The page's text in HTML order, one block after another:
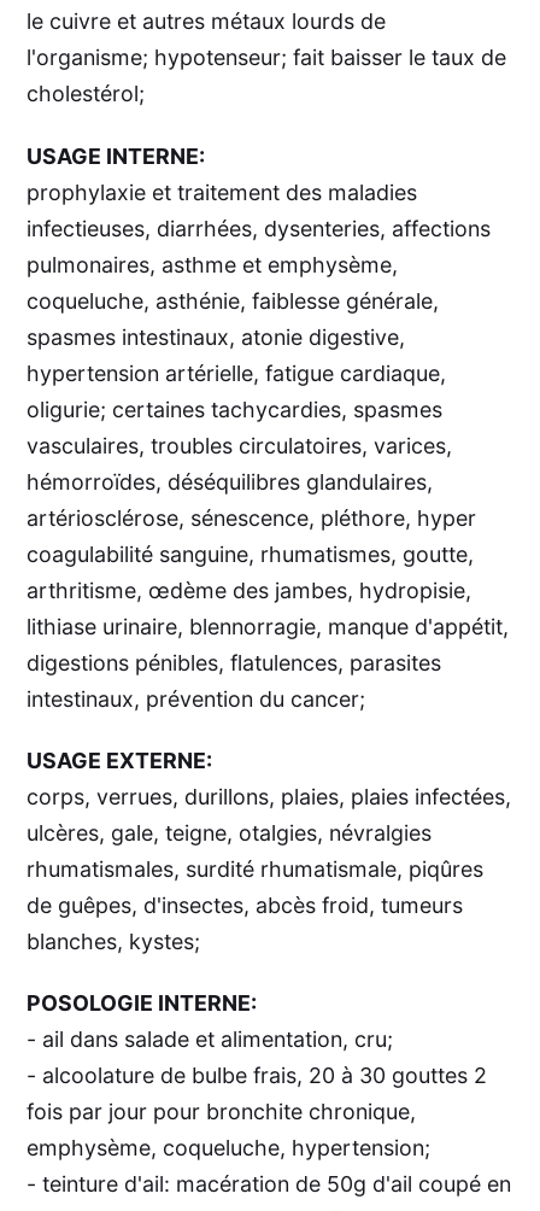
le cuivre et autres métaux lourds de
l'organisme; hypotenseur; fait baisser le taux de
cholestérol;
USAGE INTERNE:
prophylaxie et traitement des maladies
infectieuses, diarrhées, dysenteries, affections
pulmonaires, asthme et emphysème,
coqueluche, asthénie, faiblesse générale,
spasmes intestinaux, atonie digestive,
hypertension artérielle, fatigue cardiaque,
oligurie; certaines tachycardies, spasmes
vasculaires, troubles circulatoires, varices,
hémorroïdes, déséquilibres glandulaires,
artériosclérose, sénescence, pléthore, hyper
coagulabilité sanguine, rhumatismes, goutte,
arthritisme, œdème des jambes, hydropisie,
lithiase urinaire, blennorragie, manque d'appétit,
digestions pénibles, flatulences, parasites
intestinaux, prévention du cancer;
USAGE EXTERNE:
corps, verrues, durillons, plaies, plaies infectées,
ulcères, gale, teigne, otalgies, névralgies
rhumatismales, surdité rhumatismale, piqûres
de guêpes, d'insectes, abcès froid, tumeurs
blanches, kystes;
POSOLOGIE INTERNE:
- ail dans salade et alimentation, cru;
- alcoolature de bulbe frais, 20 à 30 gouttes 2
fois par jour pour bronchite chronique,
emphysème, coqueluche, hypertension;
- teinture d'ail: macération de 50g d'ail coupé en